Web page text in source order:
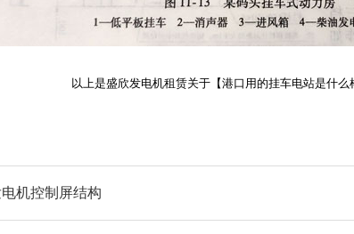
以上是盛欣发电机租赁关于【港口用的挂车电站是什么
机控制屏结构